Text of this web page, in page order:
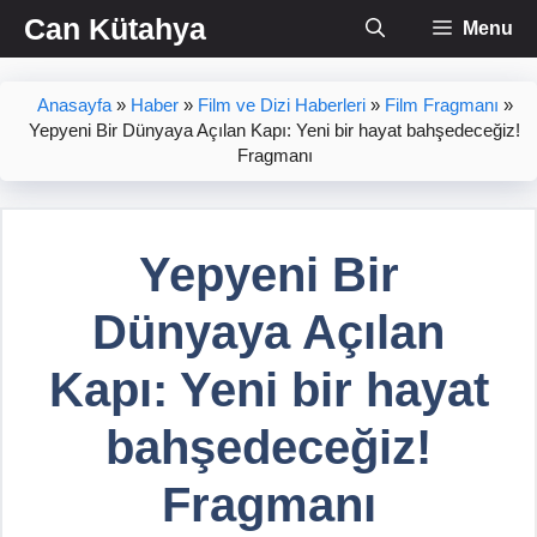
İçeriğe
atlaCan Kütahya Menu
Anasayfa» Haber» Film ve Dizi Haberleri» Film Fragmanı »
Yepyeni Bir Dünyaya Açılan Kapı: Yeni bir hayat bahşedeceğiz!
Fragmanı
Yepyeni Bir
Dünyaya Açılan
Kapı: Yeni bir hayat
bahşedeceğiz!
Fragmanı